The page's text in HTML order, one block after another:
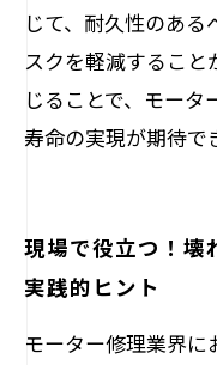
じて、耐久性のある
スクを軽減するこ
じることで、モー
寿命の実現が期待で
現場で役立つ！壊
実践的ヒント
モーター修理業界に